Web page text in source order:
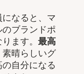
なると、マ
ブランドポ
ります。最高
素晴らしいグ
自分になる